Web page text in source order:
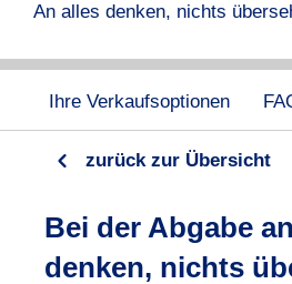
An alles denken, nichts
Ihre Verkaufsoptionen
zurück zur Übersicht
Bei der Abgabe
denken, nichts